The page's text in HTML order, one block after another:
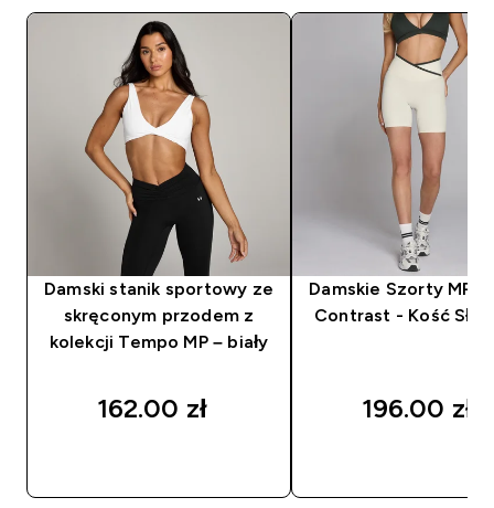
Damski stanik sportowy ze
skręconym przodem z
kolekcji Tempo MP – biały
162.00 zł‎
Damskie Szorty MP
Contrast - Kość
196.00 zł‎